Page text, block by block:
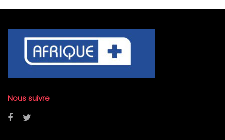
Nous suivre